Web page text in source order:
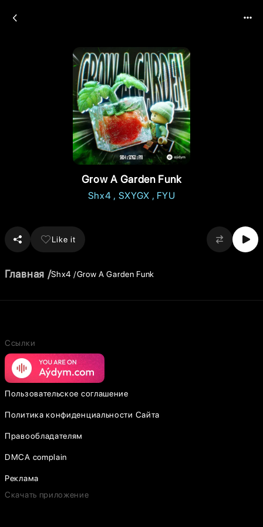
Grow A Garden Funk
Shx4 SXYGX FYU
Like it
Главная Shx4 Grow A Garden Funk
Ссылки
Пользовательское соглашение
Политика конфиденциальности Сайта
Правообладателям
DMCA complain
Реклама
Скачать приложение